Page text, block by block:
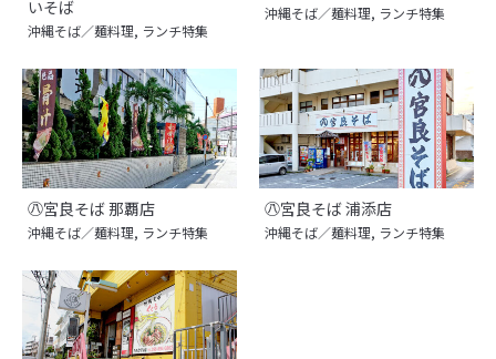
いそば
沖縄そば／麺料理, ランチ特集
沖縄そば／麺料理, ランチ特集
㊇宮良そば 那覇店
沖縄そば／麺料理, ランチ特集
㊇宮良そば 浦添店
沖縄そば／麺料理, ランチ特集